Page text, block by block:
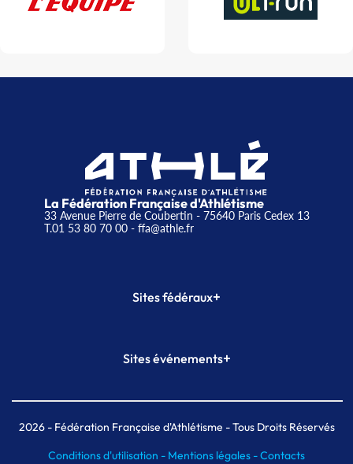
La Fédération Française d'Athlétisme
33 Avenue Pierre de Coubertin - 75640 Paris Cedex 13
T.01 53 80 70 00- ffa@athle.fr
Sites fédéraux+
Plateforme Formation
Sites événements+
Meeting de Paris indoor
MAIF Ekiden de Paris
2026- Fédération Française d'Athlétisme - Tous Droits Réservés
Conditions d'utilisation - Mentions légales -Contacts